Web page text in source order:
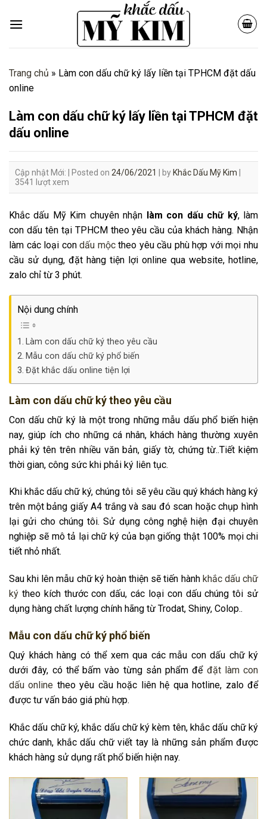
Trang chủ » Làm con dấu chữ ký lấy liền tại TPHCM đặt dấu
online
Làm con dấu chữ ký lấy liền tại TPHCM đặt
dấu online
Cập nhật Mới: | Posted on 24/06/2021 by Khắc Dấu Mỹ Kim
3541 lượt xem
Khắc dấu Mỹ Kim chuyên nhận làm con dấu chữ ký, làm
con dấu tên tại TPHCM theo yêu cầu của khách hàng. Nhận
làm các loại condấu mộctheo yêu cầu phù hợp với mọi nhu
cầu sử dụng, đặt hàng tiện lợi online qua website, hotline,
zalo chỉ từ 3 phút.
Nội dung chính
Làm con dấu chữ ký theo yêu cầu
Mẫu con dấu chữ ký phổ biến
Đặt khắc dấu online tiện lợi
Làm con dấu chữ ký theo yêu cầu
Con dấu chữ ký là một trong những mẫu dấu phổ biến hiện
nay, giúp ích cho những cá nhân, khách hàng thường xuyên
phải ký tên trên nhiều văn bản, giấy tờ, chứng từ..Tiết kiệm
thời gian, công sức khi phải ký liên tục.
Khi khắc dấu chữ ký, chúng tôi sẽ yêu cầu quý khách hàng ký
trên một bảng giấy A4 trắng và sau đó scan hoặc chụp hình
lại gửi cho chúng tôi. Sử dụng công nghệ hiện đại chuyên
nghiệp sẽ mô tả lại chữ ký của bạn giống thật 100% mọi chi
tiết nhỏ nhất.
Sau khi lên mẫu chữ ký hoàn thiện sẽ tiến hành khắc dấu chữ
ký theo kích thước con dấu, các loại con dấu chúng tôi sử
dụng hàng chất lượng chính hãng từ Trodat, Shiny, Colop..
Mẫu con dấu chữ ký phổ biến
Quý khách hàng có thể xem qua các mẫu con dấu chữ ký
dưới đây, có thể bấm vào từng sản phẩm để đặt làm con
dấu online theo yêu cầu hoặc liên hệ qua hotline, zalo để
được tư vấn báo giá phù hợp.
Khắc dấu chữ ký, khắc dấu chữ ký kèm tên, khắc dấu chữ ký
chức danh, khắc dấu chữ viết tay là những sản phẩm được
khách hàng sử dụng rất phổ biến hiện nay.